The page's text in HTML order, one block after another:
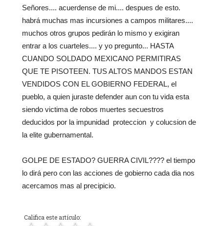
Señores.... acuerdense de mi.... despues de esto.
habrá muchas mas incursiones a campos militares....
muchos otros grupos pedirán lo mismo y exigiran
entrar a los cuarteles.... y yo pregunto... HASTA
CUANDO SOLDADO MEXICANO PERMITIRAS
QUE TE PISOTEEN. TUS ALTOS MANDOS ESTAN
VENDIDOS CON EL GOBIERNO FEDERAL, el
pueblo, a quien juraste defender aun con tu vida esta
siendo victima de robos muertes secuestros
deducidos por la impunidad proteccion y colucsion de
la elite gubernamental.
GOLPE DE ESTADO? GUERRA CIVIL???? el tiempo
lo dirá pero con las acciones de gobierno cada dia nos
acercamos mas al precipicio.
Califica este artículo: